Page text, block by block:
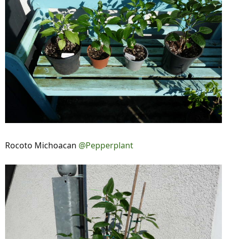
Rocoto Michoacan @Pepperplant